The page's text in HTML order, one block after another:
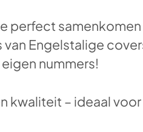
perfect samenkomen
Engelstalige
nummers!
kwaliteit – ideaal